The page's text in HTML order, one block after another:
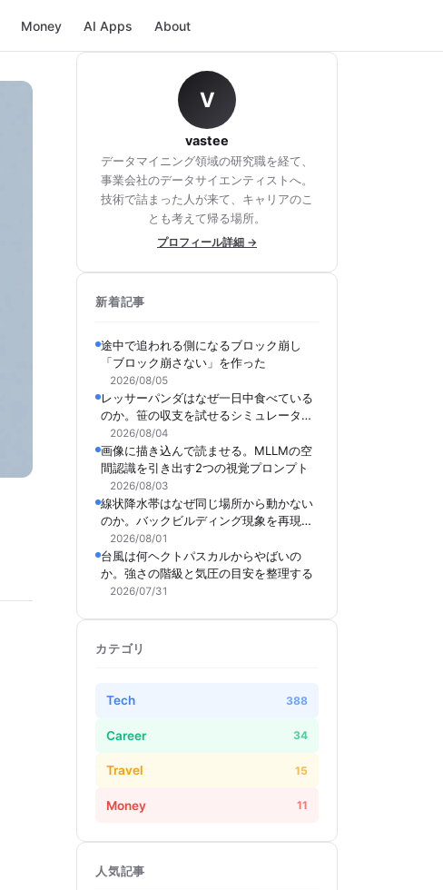
Money AI Apps About
V
vastee
データマイニング領域の研究職を経て、
事業会社のデータサイエンティストへ。
技術で詰まった人が来て、キャリアのこ
とも考えて帰る場所。
プロフィール詳細 →
新着記事
途中で追われる側になるブロック崩し
「ブロック崩さない」を作った
2026/08/05
レッサーパンダはなぜ一日中食べている
のか。笹の収支を試せるシミュレーター
を作った
2026/08/04
画像に描き込んで読ませる。MLLMの空
間認識を引き出す2つの視覚プロンプト
2026/08/03
線状降水帯はなぜ同じ場所から動かない
のか。バックビルディング現象を再現で
きるシミュレーターを作った
2026/08/01
台風は何ヘクトパスカルからやばいの
か。強さの階級と気圧の目安を整理する
2026/07/31
カテゴリ
Tech 388
Career 34
Travel 15
Money 11
人気記事